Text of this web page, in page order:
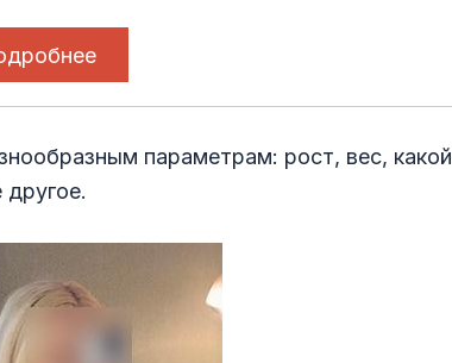
параметрам: рост, вес, какой